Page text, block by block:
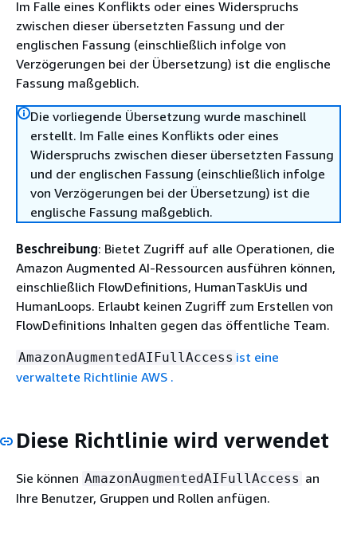
Im Falle eines Konflikts oder eines Widerspruchs
zwischen dieser übersetzten Fassung und der
englischen Fassung (einschließlich infolge von
Verzögerungen bei der Übersetzung) ist die englische
Fassung maßgeblich.
Die vorliegende Übersetzung wurde maschinell
erstellt. Im Falle eines Konflikts oder eines
Widerspruchs zwischen dieser übersetzten Fassung
und der englischen Fassung (einschließlich infolge
von Verzögerungen bei der Übersetzung) ist die
englische Fassung maßgeblich.
Beschreibung: Bietet Zugriff auf alle Operationen, die
Amazon Augmented AI-Ressourcen ausführen können,
einschließlich FlowDefinitions, HumanTaskUis und
HumanLoops. Erlaubt keinen Zugriff zum Erstellen von
FlowDefinitions Inhalten gegen das öffentliche Team.
AmazonAugmentedAIFullAccess ist eine
verwaltete Richtlinie AWS .
Diese Richtlinie wird verwendet
Sie können AmazonAugmentedAIFullAccess an
Ihre Benutzer, Gruppen und Rollen anfügen.